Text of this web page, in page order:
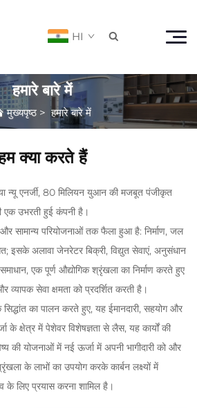
HI 
हमारे बारे में
मुख्यपृष्ठ>हमारे बारे में
क्या करते हैं
न्यू एनर्जी, 80 मिलियन युआन की मजबूत पंजीकृत
एक उभरती हुई कंपनी है।
सामान्य परियोजनाओं तक फैला हुआ है: निर्माण, जल
इसके अलावा जेनरेटर बिक्री, विद्युत सेवाएं, अनुसंधान
एक पूर्ण औद्योगिक श्रृंखला का निर्माण करते हुए
सेवा क्षमता को प्रदर्शित करती है।
का पालन करते हुए, यह ईमानदारी, सहयोग और
के क्षेत्र में पेशेवर विशेषज्ञता से लैस, यह कार्यों की
की योजनाओं में नई ऊर्जा में अपनी भागीदारी को और
के लाभों का उपयोग करके कार्बन लक्ष्यों में
के लिए प्रयास करना शामिल है।